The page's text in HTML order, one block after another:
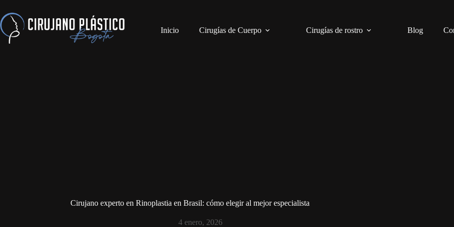
Inicio Cirugías de Cuerpo Cirugías de rostro Blog
Cirujano experto en Rinoplastia en Brasil: cómo elegir al mejor especialista
4 enero, 2026